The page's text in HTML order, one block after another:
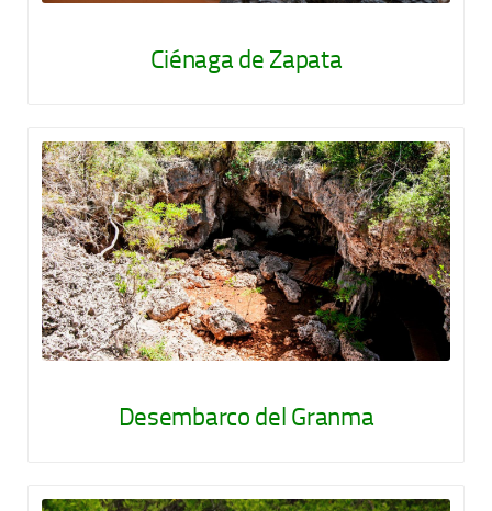
Ciénaga de Zapata
Desembarco del Granma